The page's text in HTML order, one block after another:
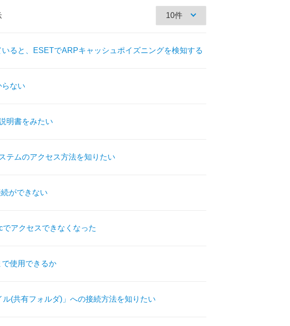
ると、ESETでARPキャッシュポイズニングを検知する
ない
明書をみたい
テムのアクセス方法を知りたい
ができない
アクセスできなくなった
使用できるか
(共有フォルダ)」への接続方法を知りたい